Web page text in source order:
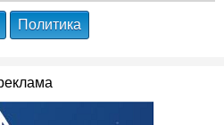
Политика